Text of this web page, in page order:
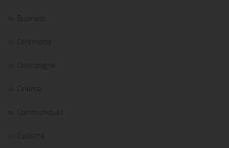
Business
Cérémonie
Champagne
Cinéma
Communiqués
Cyclisme